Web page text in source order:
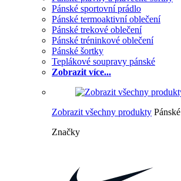
Pánské sportovní prádlo
Pánské termoaktivní oblečení
Pánské trekové oblečení
Pánské tréninkové oblečení
Pánské šortky
Teplákové soupravy pánské
Zobrazit více...
Zobrazit všechny produkty
Značky